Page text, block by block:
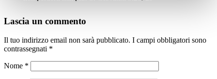
Lascia un commento
Il tuo indirizzo email non sarà pubblicato. I campi obbligatori sono
contrassegnati *
Nome *